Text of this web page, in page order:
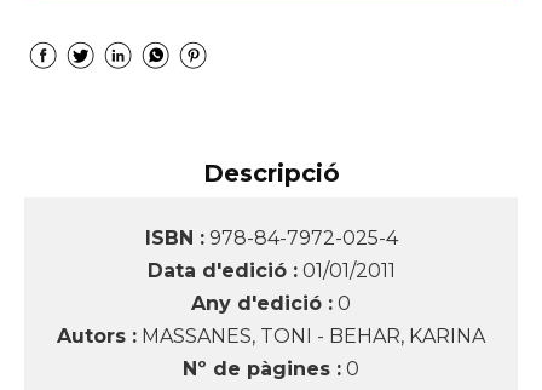
Descripció
ISBN : 978-84-7972-025-4
Data d'edició : 01/01/2011
Any d'edició : 0
Autors : MASSANES, TONI - BEHAR, KARINA
Nº de pàgines : 0